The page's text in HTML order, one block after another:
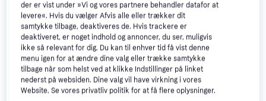
Cozze Gas 17" med Roterbar
Sten
Pizzaovn
1.999 kr.
4 butikker
Salling Pizzasten I Cordierit
På Lager I Varehus Bagesten
Bagesten
99 kr.
2 butikker
Trender
der er vist under »Vi og vores partnere behandler datafor at
levere«. Hvis du vælger Afvis alle eller trækker dit
samtykke tilbage, deaktiveres de. Hvis trackere er
deaktiveret, er noget indhold og annoncer, du ser, muligvis
ikke så relevant for dig. Du kan til enhver tid få vist denne
menu igen for at ændre dine valg eller trække samtykke
tilbage når som helst ved at klikke Indstillinger på linket
nederst på websiden. Dine valg vil have virkning i vores
Website. Se vores privatliv politik for at få flere oplysninger.